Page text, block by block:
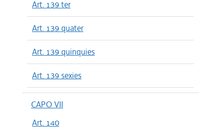
Art. 139 ter
Art. 139 quater
Art. 139 quinquies
Art. 139 sexies
CAPO VII
Art. 140